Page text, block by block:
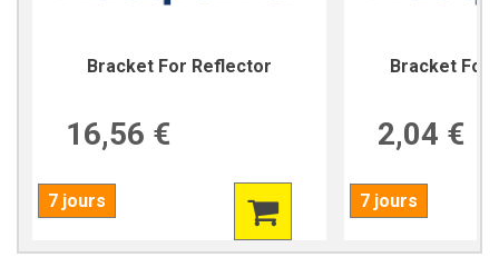
Bracket For Reflector
16,56 €
7 jours
Bracket For
2,04 €
7 jours